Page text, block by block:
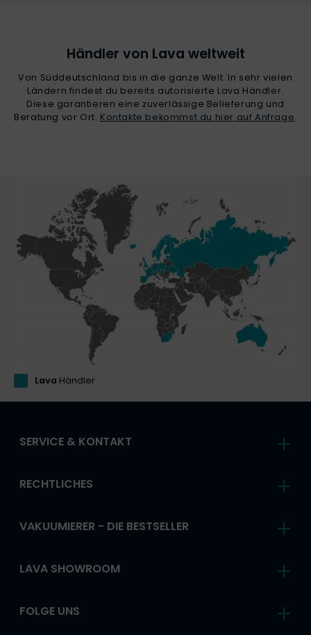
Händler von Lava weltweit
Von Süddeutschland bis in die ganze Welt. In sehr vielen
Ländern findest du bereits autorisierte Lava Händler.
Diese garantieren eine zuverlässige Belieferung und
Beratung vor Ort. Kontakte bekommst du hier auf Anfrage.
Lava Händler
SERVICE & KONTAKT
RECHTLICHES
VAKUUMIERER - DIE BESTSELLER
LAVA SHOWROOM
FOLGE UNS